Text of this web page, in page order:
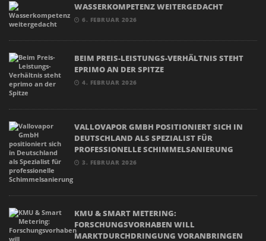
WASSERKOMPETENZ WEITERGEDACHT
6. FEBRUAR 2026
BEIM PREIS-LEISTUNGS-VERHÄLTNIS STEHT
EPRIMO AN DER SPITZE
4. FEBRUAR 2026
VALLOVAPOR GMBH POSITIONIERT SICH IN
DEUTSCHLAND ALS SPEZIALIST FÜR
PROFESSIONELLE SCHIMMELSANIERUNG
3. FEBRUAR 2026
KMU & SMART METERING:
FORSCHUNGSVORHABEN WILL
MARKTDURCHDRINGUNG VORANBRINGEN